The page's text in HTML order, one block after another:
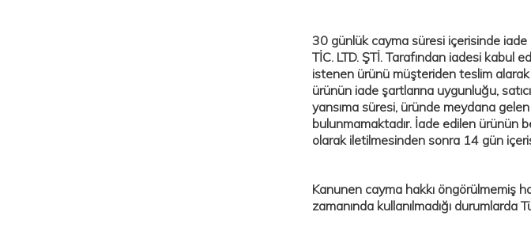
30 günlük cayma süresi içerisinde iade
TİC. LTD. ŞTİ. Tarafından iadesi kabul
istenen ürünü müşteriden teslim alarak
ürünün iade şartlarına uygunluğu,
yansıma süresi, üründe meydana
bulunmamaktadır. İade edilen ürünün
olarak iletilmesinden sonra 14 gün
Kanunen cayma hakkı öngörülmemiş
zamanında kullanılmadığı durumlarda